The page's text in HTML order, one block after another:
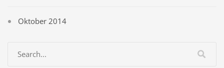
Oktober 2014